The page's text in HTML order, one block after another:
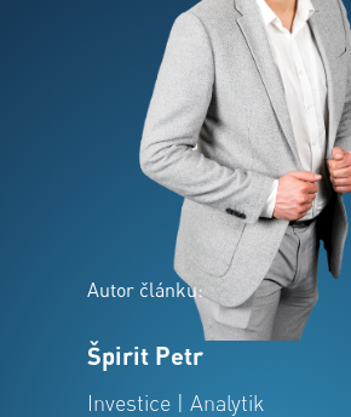
Autor článku:
Špirit Petr
Investice | Analytik